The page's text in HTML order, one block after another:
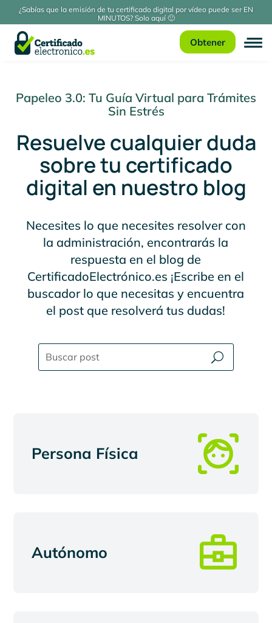
¿Sabías que la emisión de tu certificado digital por vídeo puede ser EN
MINUTOS? Solo aquí 🙂
Obtener
Papeleo 3.0: Tu Guía Virtual para Trámites
Sin Estrés
Resuelve cualquier duda
sobre tu certificado
digital en nuestro blog
Necesites lo que necesites resolver con
la administración, encontrarás la
respuesta en el blog de
CertificadoElectrónico.es ¡Escribe en el
buscador lo que necesitas y encuentra
el post que resolverá tus dudas!
Persona Física
Autónomo